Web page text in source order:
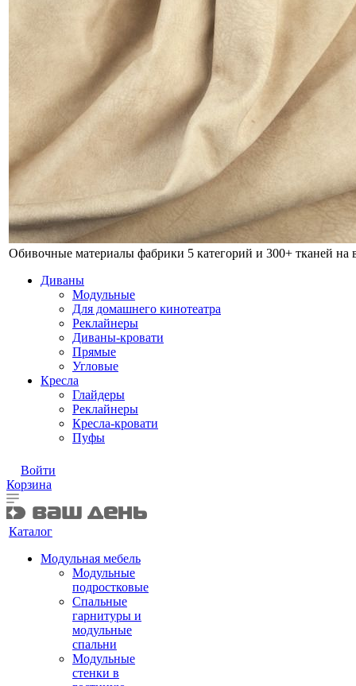
Обивочные материалы фабрики 5 категорий и 300+ тканей на
Диваны
Модульные
Для домашнего кинотеатра
Реклайнеры
Диваны-кровати
Прямые
Угловые
Кресла
Глайдеры
Реклайнеры
Кресла-кровати
Пуфы
Войти
Корзина
Каталог
Модульная мебель
Модульные
подростковые
Спальные
гарнитуры и
модульные
спальни
Модульные
стенки в